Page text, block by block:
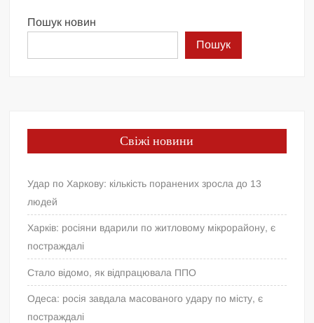
Пошук новин
Пошук
Свіжі новини
Удар по Харкову: кількість поранених зросла до 13
людей
Харків: росіяни вдарили по житловому мікрорайону, є
постраждалі
Стало відомо, як відпрацювала ППО
Одеса: росія завдала масованого удару по місту, є
постраждалі